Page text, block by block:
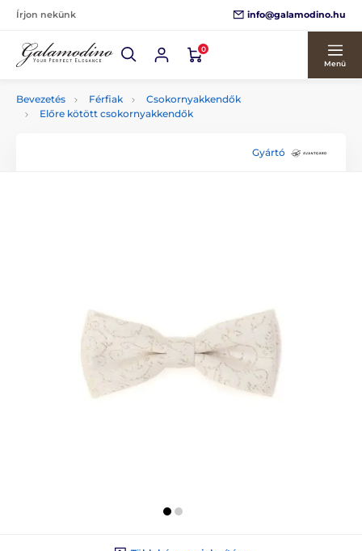
Írjon nekünk info@galamodino.hu
0
Menü
Bevezetés Férfiak
Csokornyakkendők
Előre kötött csokornyakkendők
Gyártó